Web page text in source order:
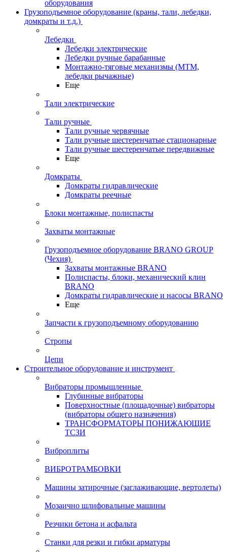
оборудования
Грузоподъемное оборудование (краны, тали, лебедки,
домкраты и т.д.)
Лебедки
Лебедки электрические
Лебедки ручные барабанные
Монтажно-тяговые механизмы (МТМ,
лебедки рычажные)
Еще
Тали электрические
Тали ручные
Тали ручные червячные
Тали ручные шестеренчатые стационарные
Тали ручные шестеренчатые передвижные
Еще
Домкраты
Домкраты гидравлические
Домкраты реечные
Блоки монтажные, полиспасты
Захваты монтажные
Грузоподъемное оборудование BRANO GROUP
(Чехия)
Захваты монтажные BRANO
Полиспасты, блоки, механический клин
BRANO
Домкраты гидравлические и насосы BRANO
Еще
Запчасти к грузоподъемному оборудованию
Стропы
Цепи
Строительное оборудование и инструмент
Вибраторы промышленные
Глубинные вибраторы
Поверхностные (площадочные) вибраторы
(вибраторы общего назначения)
ТРАНСФОРМАТОРЫ ПОНИЖАЮЩИЕ
ТСЗИ
Виброплиты
ВИБРОТРАМБОВКИ
Машины затирочные (заглаживающие, вертолеты)
Мозаично шлифовальные машины
Резчики бетона и асфальта
Станки для резки и гибки арматуры